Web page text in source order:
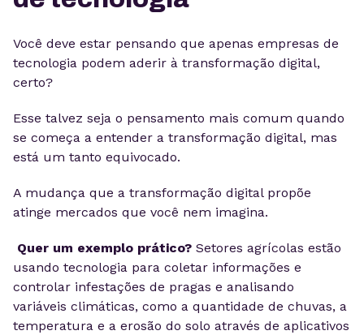
Você deve estar pensando que apenas empresas de
tecnologia podem aderir à transformação digital,
certo?
Esse talvez seja o pensamento mais comum quando
se começa a entender a transformação digital, mas
está um tanto equivocado.
A mudança que a transformação digital propõe
atinge mercados que você nem imagina.
Quer um exemplo prático? Setores agrícolas estão
usando tecnologia para coletar informações e
controlar infestações de pragas e analisando
variáveis climáticas, como a quantidade de chuvas, a
temperatura e a erosão do solo através de aplicativos